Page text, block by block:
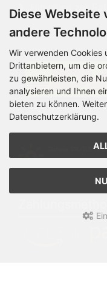
Hinweise zur
Changlelog zum
Diese Webseite
andere
Wir verwenden Cookies
Drittanbietern, um die
zu gewährleisten, die
analysieren und Ihnen
bieten zu können.
Datenschutzerklärung.